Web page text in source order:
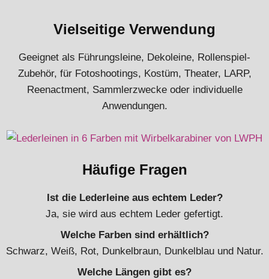
Vielseitige Verwendung
Geeignet als Führungsleine, Dekoleine, Rollenspiel-
Zubehör, für Fotoshootings, Kostüm, Theater, LARP,
Reenactment, Sammlerzwecke oder individuelle
Anwendungen.
Häufige Fragen
Ist die Lederleine aus echtem Leder?
Ja, sie wird aus echtem Leder gefertigt.
Welche Farben sind erhältlich?
Schwarz, Weiß, Rot, Dunkelbraun, Dunkelblau und Natur.
Welche Längen gibt es?